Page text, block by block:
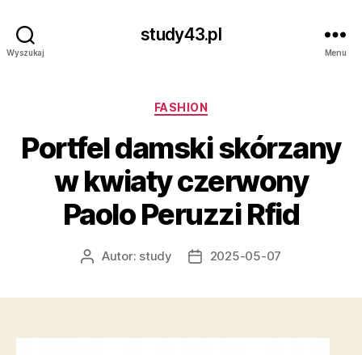
Wyszukaj
study43.pl
Menu
Kategorie
FASHION
Portfel damski skórzany
w kwiaty czerwony
Paolo Peruzzi Rfid
AutorAutor: study
Data2025-05-07